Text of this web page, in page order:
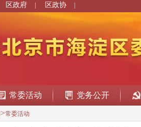
区政府 区政协
常委活动 党务公开
>常委活动